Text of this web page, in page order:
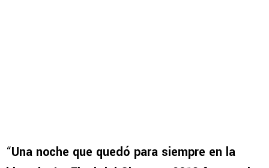
“Una noche que quedó para siempre en la